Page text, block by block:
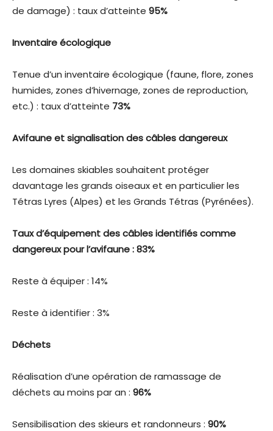
de damage) : taux d’atteinte 95%
Inventaire écologique
Tenue d’un inventaire écologique (faune, flore, zones
humides, zones d’hivernage, zones de reproduction,
etc.) : taux d’atteinte 73%
Avifaune et signalisation des câbles dangereux
Les domaines skiables souhaitent protéger
davantage les grands oiseaux et en particulier les
Tétras Lyres (Alpes) et les Grands Tétras (Pyrénées).
Taux d’équipement des câbles identifiés comme
dangereux pour l’avifaune : 83%
Reste à équiper : 14%
Reste à identifier : 3%
Déchets
Réalisation d’une opération de ramassage de
déchets au moins par an : 96%
Sensibilisation des skieurs et randonneurs : 90%